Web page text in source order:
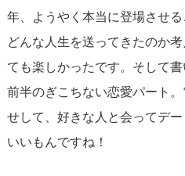
年、ようやく本当に登場させ
どんな人生を送ってきたのか
ても楽しかったです。そして
前半のぎこちない恋愛パート
せして、好きな人と会ってデ
いいもんですね！